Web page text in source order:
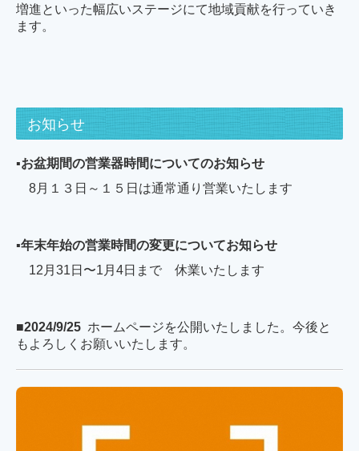
増進といった幅広いステージにて地域貢献を行っていき
ます。
お知らせ
▪️お盆期間の営業器時間についてのお知らせ
8月１３日～１５日は通常通り営業いたします
▪️年末年始の営業時間の変更についてお知らせ
12月31日〜1月4日まで 休業いたします
■2024/9/25 ホームページを公開いたしました。今後と
もよろしくお願いいたします。